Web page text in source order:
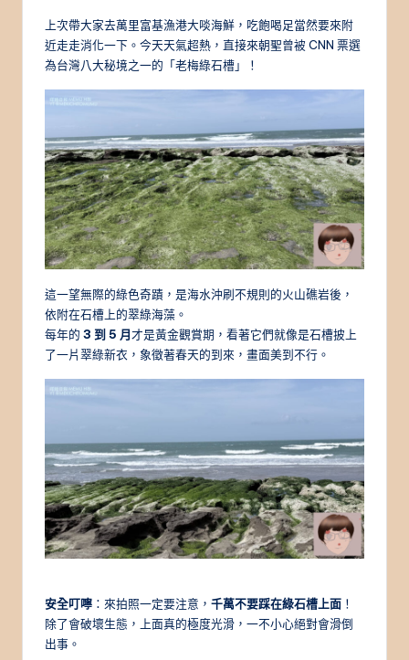
上次帶大家去萬里富基漁港大啖海鮮，吃飽喝足當然要來附
近走走消化一下。今天天氣超熱，直接來朝聖曾被 CNN 票選
為台灣八大秘境之一的「老梅綠石槽」！
這一望無際的綠色奇蹟，是海水沖刷不規則的火山礁岩後，
依附在石槽上的翠綠海藻。
每年的 3 到 5 月才是黃金觀賞期，看著它們就像是石槽披上
了一片翠綠新衣，象徵著春天的到來，畫面美到不行。
安全叮嚀 ：來拍照一定要注意， 千萬不要踩在綠石槽上面 ！
除了會破壞生態，上面真的極度光滑，一不小心絕對會滑倒
出事。